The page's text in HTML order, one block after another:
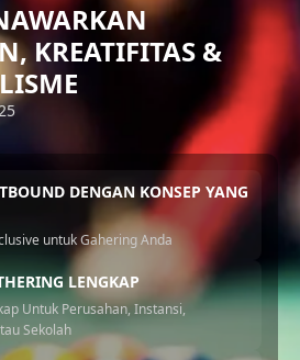
KREATIFITAS &
DENGAN KONSEP YANG
untuk Gahering Anda
LENGKAP
Untuk Perusahan, Instansi,
Sekolah